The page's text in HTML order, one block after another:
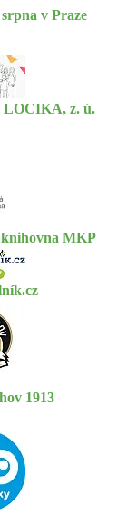
v Praze
LOCIKA, z. ú.
MKP
1913